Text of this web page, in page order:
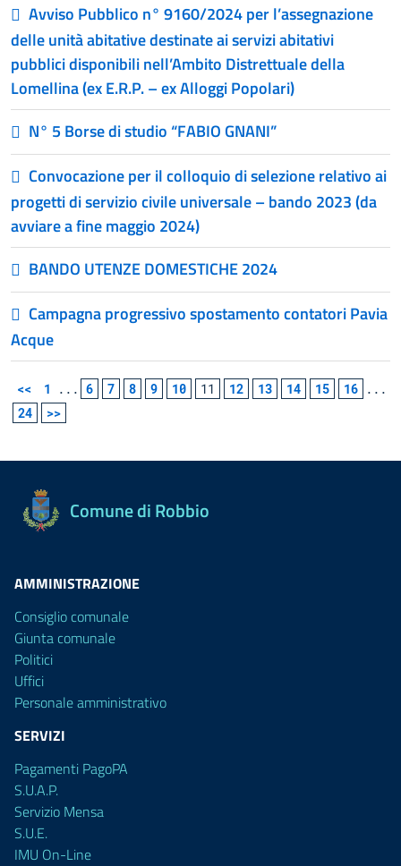
Avviso Pubblico n° 9160/2024 per l’assegnazione
delle unità abitative destinate ai servizi abitativi
pubblici disponibili nell’Ambito Distrettuale della
Lomellina (ex E.R.P. – ex Alloggi Popolari)
N° 5 Borse di studio “FABIO GNANI”
Convocazione per il colloquio di selezione relativo ai
progetti di servizio civile universale – bando 2023 (da
avviare a fine maggio 2024)
BANDO UTENZE DOMESTICHE 2024
Campagna progressivo spostamento contatori Pavia
Acque
<< 1 ... 6 7 8 9 10 11 12 13 14 15 16 ...
24
>>
Comune di Robbio
AMMINISTRAZIONE
Consiglio comunale
Giunta comunale
Politici
Uffici
Personale amministrativo
SERVIZI
Pagamenti PagoPA
S.U.A.P.
Servizio Mensa
S.U.E.
IMU On-Line